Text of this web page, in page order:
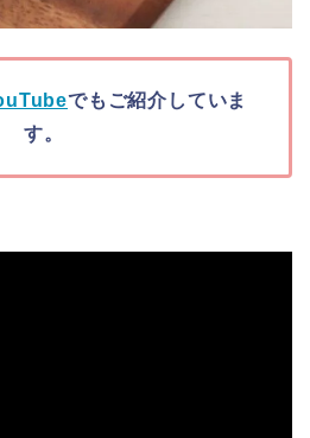
でもご紹介していま
す。